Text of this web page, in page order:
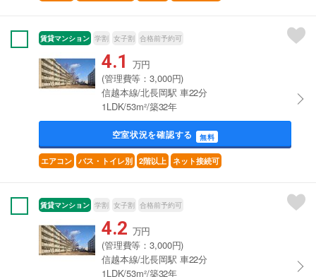
賃貸マンション 学割 女子割 合格前予約可
4.1 万円
(管理費等：3,000円)
信越本線/北長岡駅 車22分
1LDK/53m²/築32年
空室状況を確認する 無料
エアコン バス・トイレ別 2階以上 ネット接続可
賃貸マンション 学割 女子割 合格前予約可
4.2 万円
(管理費等：3,000円)
信越本線/北長岡駅 車22分
1LDK/53m²/築32年